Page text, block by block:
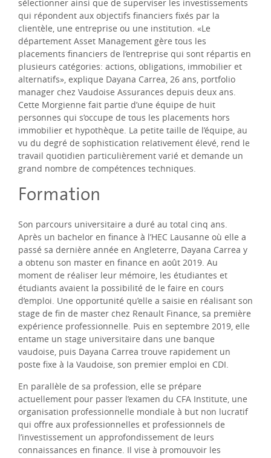
sélectionner ainsi que de superviser les investissements
qui répondent aux objectifs financiers fixés par la
clientèle, une entreprise ou une institution. «Le
département Asset Management gère tous les
placements financiers de l’entreprise qui sont répartis en
plusieurs catégories: actions, obligations, immobilier et
alternatifs», explique Dayana Carrea, 26 ans, portfolio
manager chez Vaudoise Assurances depuis deux ans.
Cette Morgienne fait partie d’une équipe de huit
personnes qui s’occupe de tous les placements hors
immobilier et hypothèque. La petite taille de l’équipe, au
vu du degré de sophistication relativement élevé, rend le
travail quotidien particulièrement varié et demande un
grand nombre de compétences techniques.
Formation
Son parcours universitaire a duré au total cinq ans.
Après un bachelor en finance à l’HEC Lausanne où elle a
passé sa dernière année en Angleterre, Dayana Carrea y
a obtenu son master en finance en août 2019. Au
moment de réaliser leur mémoire, les étudiantes et
étudiants avaient la possibilité de le faire en cours
d’emploi. Une opportunité qu’elle a saisie en réalisant son
stage de fin de master chez Renault Finance, sa première
expérience professionnelle. Puis en septembre 2019, elle
entame un stage universitaire dans une banque
vaudoise, puis Dayana Carrea trouve rapidement un
poste fixe à la Vaudoise, son premier emploi en CDI.
En parallèle de sa profession, elle se prépare
actuellement pour passer l’examen du CFA Institute, une
organisation professionnelle mondiale à but non lucratif
qui offre aux professionnelles et professionnels de
l’investissement un approfondissement de leurs
connaissances en finance. Il vise à promouvoir les